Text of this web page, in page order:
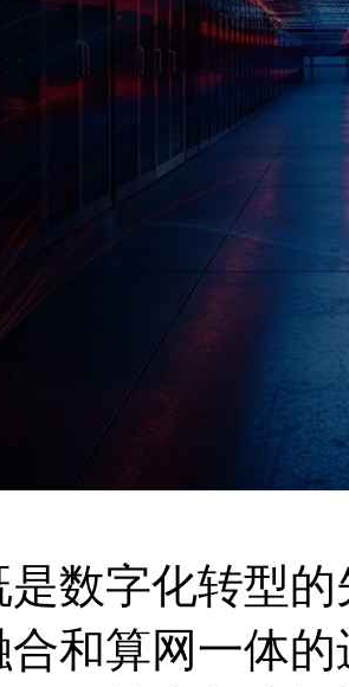
数字化转型的
和算网一体的